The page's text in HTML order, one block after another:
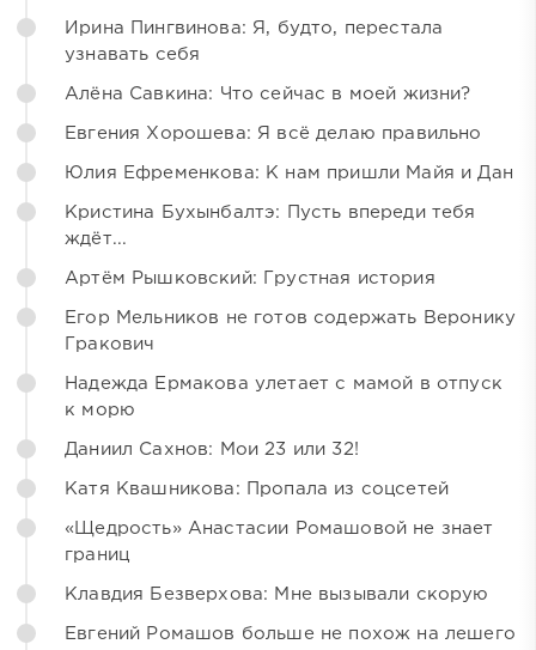
Ирина Пингвинова: Я, будто, перестала
узнавать себя
Алёна Савкина: Что сейчас в моей жизни?
Евгения Хорошева: Я всё делаю правильно
Юлия Ефременкова: К нам пришли Майя и Дан
Кристина Бухынбалтэ: Пусть впереди тебя
ждёт...
Артём Рышковский: Грустная история
Егор Мельников не готов содержать Веронику
Гракович
Надежда Ермакова улетает с мамой в отпуск
к морю
Даниил Сахнов: Мои 23 или 32!
Катя Квашникова: Пропала из соцсетей
«Щедрость» Анастасии Ромашовой не знает
границ
Клавдия Безверхова: Мне вызывали скорую
Евгений Ромашов больше не похож на лешего